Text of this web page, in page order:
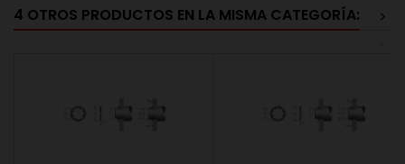
4 OTROS PRODUCTOS EN LA MISMA CATEGORÍA:
>